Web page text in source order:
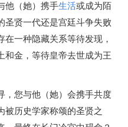
他（她）携手生活或成为陌
圣贤一代还是宫廷斗争失败
一种隐藏关系等待发现，
和金，等待皇帝去世成为王
，您与他（她）会携手共度
被历史学家称颂的圣贤之